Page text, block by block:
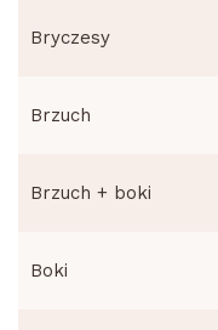
Bryczesy
Brzuch
Brzuch + boki
Boki